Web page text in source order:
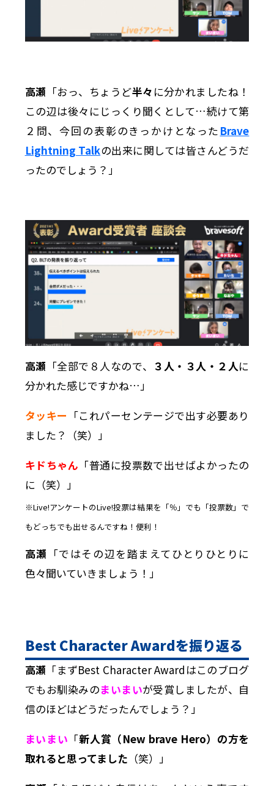
高瀬 「おっ、ちょうど半々 に分かれましたね！
この辺は後々にじっくり聞くとして…続けて第
２問、今回の表彰のきっかけとなった Brave
Lightning Talkの出来に関しては皆さんどうだ
ったのでしょう？」
高瀬 「全部で８人なので、 ３人・３人・２人に
分かれた感じですかね…」
タッキー 「これパーセンテージで出す必要あり
ました？（笑）」
キドちゃん 「普通に投票数で出せばよかったの
に（笑）」
※Live!アンケートのLive!投票は結果を「％」でも「投票数」で
もどっちでも出せるんですね！便利！
高瀬 「ではその辺を踏まえてひとりひとりに
色々聞いていきましょう！」
Best Character Awardを振り返る
高瀬 「まずBest Character Awardはこのブログ
でもお馴染みのまいまいが受賞しましたが、自
信のほどはどうだったんでしょう？」
まいまい 「新人賞（New brave Hero）の方を
取れると思ってました （笑）」